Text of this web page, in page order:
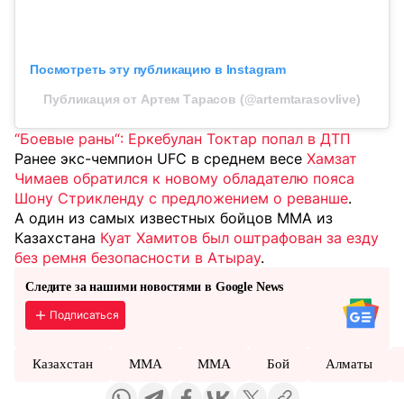
Посмотреть эту публикацию в Instagram
Публикация от Артем Тарасов (@artemtarasovlive)
“Боевые раны“: Еркебулан Токтар попал в ДТП
Ранее экс-чемпион UFC в среднем весе Хамзат
Чимаев обратился к новому обладателю пояса
Шону Стрикленду с предложением о реванше.
А один из самых известных бойцов MMA из
Казахстана Куат Хамитов был оштрафован за езду
без ремня безопасности в Атырау.
Следите за нашими новостями в Google News
Подписаться
Казахстан ММА MMA Бой Алматы